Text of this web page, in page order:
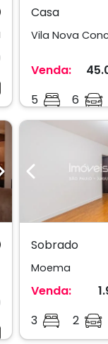
Casa
Venda:
5
6
Previous
Sobrado
Moema
Venda:
3
2